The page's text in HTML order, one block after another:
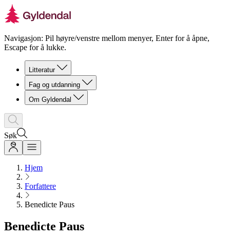
Navigasjon: Pil høyre/venstre mellom menyer, Enter for å åpne,
Escape for å lukke.
Litteratur
Fag og utdanning
Om Gyldendal
Søk
Hjem
Forfattere
Benedicte Paus
Benedicte Paus